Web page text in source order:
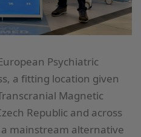
Psychiatric
a fitting location given
Magnetic
Republic and across
a mainstream alternative